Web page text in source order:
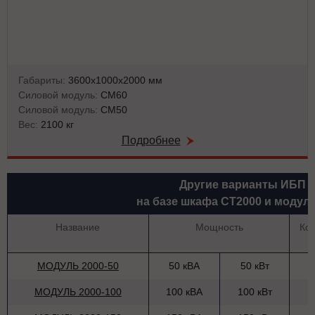
Габариты: 3600х1000х2000 мм
Силовой модуль: СМ60
Силовой модуль: СМ50
Вес: 2100 кг
Подробнее
Другие варианты ИБП
на базе шкафа СТ2000 и
Название Мощность
МОДУЛЬ 2000-50 50 кВА 50 кВт
МОДУЛЬ 2000-100 100 кВА 100 кВт